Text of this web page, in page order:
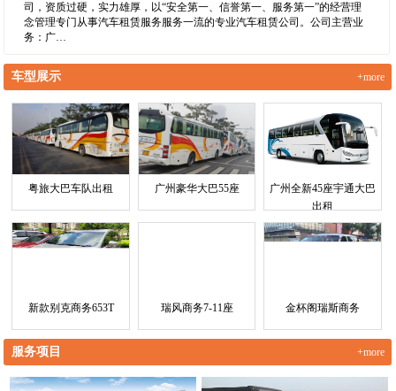
司，资质过硬，实力雄厚，以“安全第一、信誉第一、服务第一”的经营理
念管理专门从事汽车租赁服务服务一流的专业汽车租赁公司。公司主营业
务：广…
+more
车型展示
粤旅大巴车队出租 广州豪华大巴55座
广州全新45座宇通大巴
出租
新款别克商务653T 瑞风商务7-11座 金杯阁瑞斯商务
+more
服务项目